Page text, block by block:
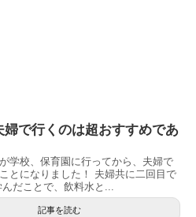
婦で行くのは超おすすめであ
学校、保育園に行ってから、夫婦で
とになりました！ 夫婦共に二回目で
だことで、飲料水と...
記事を読む